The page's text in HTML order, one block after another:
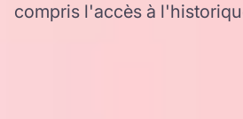
compris l'accès à